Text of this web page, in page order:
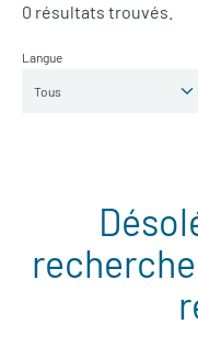
0 résultats trouvés.
Langue